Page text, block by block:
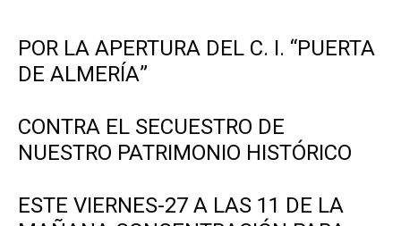
POR LA APERTURA DEL C. I. “PUERTA
DE ALMERÍA”
CONTRA EL SECUESTRO DE
NUESTRO PATRIMONIO HISTÓRICO
ESTE VIERNES-27 A LAS 11 DE LA